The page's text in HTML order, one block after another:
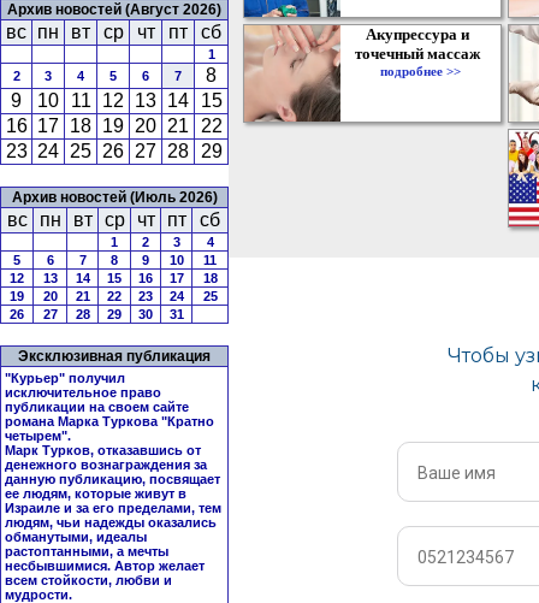
Архив новостей (Август 2026)
вс пн вт ср чт пт сб
1
2
3 4 5 6 7
8
9
10 11 12 13 14
15
16 17 18 19 20 21
22
23 24 25 26 27 28 29
Архив новостей (Июль 2026)
вс пн вт ср чт пт сб
1 2 3
4
5
6 7 8 9 10
11
12
13 14 15 16 17
18
19
20 21 22 23 24
25
26
27 28 29 30 31
Эксклюзивная публикация
"Курьер" получил
исключительное право
публикации на своем сайте
романа Марка Туркова "Кратно
четырем".
Марк Турков, отказавшись от
денежного вознаграждения за
данную публикацию, посвящает
ее людям, которые живут в
Израиле и за его пределами, тем
людям, чьи надежды оказались
обманутыми, идеалы
растоптанными, а мечты
несбывшимися. Автор желает
всем стойкости, любви и
мудрости.
Акупрессура и
точечный массаж
подробнее >>